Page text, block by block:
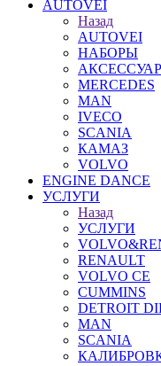
AUTOVEI
Назад
AUTOVEI
НАБОРЫ
MERCEDES
MAN
IVECO
SCANIA
КАМАЗ
VOLVO
ENGINE DANCE
УСЛУГИ
Назад
УСЛУГИ
RENAULT
VOLVO CE
CUMMINS
DETROIT
MAN
SCANIA